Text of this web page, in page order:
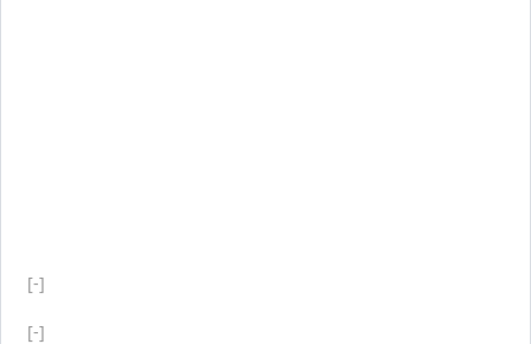
[-]
[-]